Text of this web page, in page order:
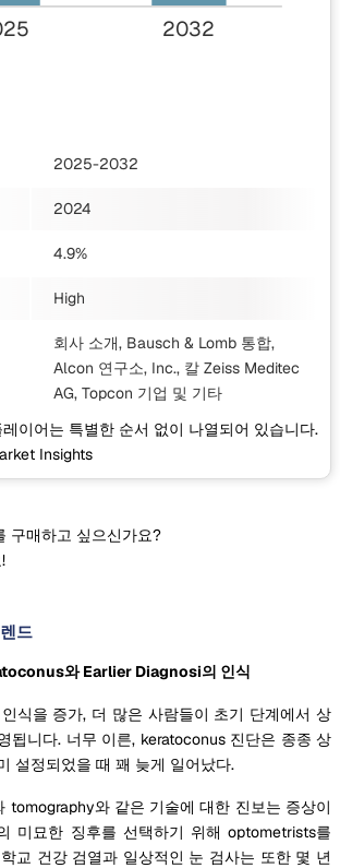
2032
2025-2032
2024
4.9%
High
회사 소개, Bausch & Lomb 통합,
Alcon 연구소, Inc., 칼 Zeiss Meditec
AG, Topcon 기업 및 기타
이어는 특별한 순서 없이 나열되어 있습니다.
Insights
구매하고 싶으신가요?
드
와 Earlier Diagnosi의 인식
식을 증가, 더 많은 사람들이 초기 단계에서 상
됩니다. 너무 이른, keratoconus 진단은 종종 상
설정되었을 때 꽤 늦게 일어났다.
tomography와 같은 기술에 대한 진보는 증상이
미묘한 징후를 선택하기 위해 optometrists를
교 건강 검열과 일상적인 눈 검사는 또한 몇 년